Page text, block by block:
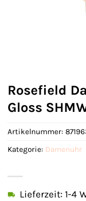
Rosefield
Gloss
Lieferzeit: 1-4
Artikelnummer:
Kategorie: Damenuhr